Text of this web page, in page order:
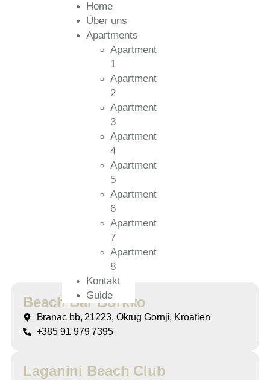
Home
Über uns
Apartments
Apartment
1
Apartment
2
Apartment
3
Apartment
4
Apartment
5
Apartment
6
Apartment
7
Apartment
8
Kontakt
Guide
Beach Bar Borkko
Branac bb, 21223, Okrug Gornji, Kroatien
+385 91 979 7395
Laganini Beach Club